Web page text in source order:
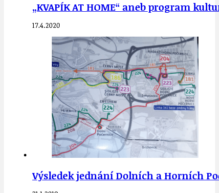
„KVAPÍK AT HOME“ aneb program
17.4.2020
Výsledek jednání Dolních a Horních